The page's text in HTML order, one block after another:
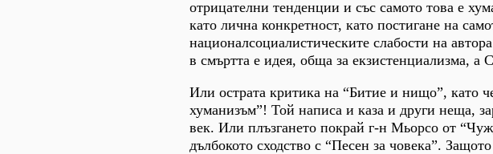
отрицателни тенденции и със самото това е
като лична конкретност, като постигане на
националсоциалистическите слабости на
в смъртта е идея, обща за екзистенциализма,
Или острата критика на “Битие и нищо”, като
хуманизъм”! Той написа и каза и други неща,
век. Или плъзгането покрай г-н Мьорсо от
дълбокото сходство с “Песен за човека”.